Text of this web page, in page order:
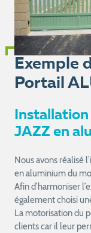
Exemple
Portail
Installation
JAZZ en
Nous avons réalisé
en aluminium du
Afin d’harmoniser
également choisi
La motorisation du
clients car il leur